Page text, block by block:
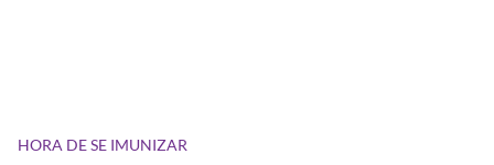
HORA DE SE IMUNIZAR